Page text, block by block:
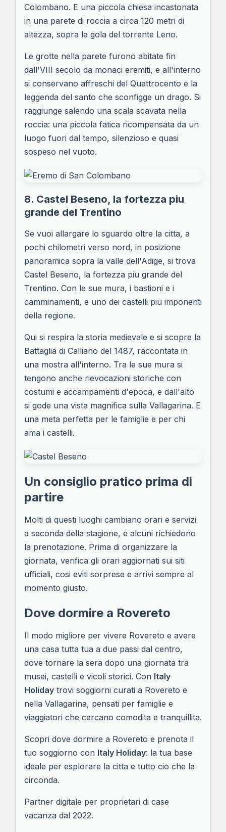
Colombano. E una piccola chiesa incastonata
in una parete di roccia a circa 120 metri di
altezza, sopra la gola del torrente Leno.
Le grotte nella parete furono abitate fin
dall'VIII secolo da monaci eremiti, e all'interno
si conservano affreschi del Quattrocento e la
leggenda del santo che sconfigge un drago. Si
raggiunge salendo una scala scavata nella
roccia: una piccola fatica ricompensata da un
luogo fuori dal tempo, silenzioso e quasi
sospeso nel vuoto.
8. Castel Beseno, la fortezza piu
grande del Trentino
Se vuoi allargare lo sguardo oltre la citta, a
pochi chilometri verso nord, in posizione
panoramica sopra la valle dell'Adige, si trova
Castel Beseno, la fortezza piu grande del
Trentino. Con le sue mura, i bastioni e i
camminamenti, e uno dei castelli piu imponenti
della regione.
Qui si respira la storia medievale e si scopre la
Battaglia di Calliano del 1487, raccontata in
una mostra all'interno. Tra le sue mura si
tengono anche rievocazioni storiche con
costumi e accampamenti d'epoca, e dall'alto
si gode una vista magnifica sulla Vallagarina. E
una meta perfetta per le famiglie e per chi
ama i castelli.
Un consiglio pratico prima di
partire
Molti di questi luoghi cambiano orari e servizi
a seconda della stagione, e alcuni richiedono
la prenotazione. Prima di organizzare la
giornata, verifica gli orari aggiornati sui siti
ufficiali, cosi eviti sorprese e arrivi sempre al
momento giusto.
Dove dormire a Rovereto
Il modo migliore per vivere Rovereto e avere
una casa tutta tua a due passi dal centro,
dove tornare la sera dopo una giornata tra
musei, castelli e vicoli storici. Con Italy
Holiday trovi soggiorni curati a Rovereto e
nella Vallagarina, pensati per famiglie e
viaggiatori che cercano comodita e tranquillita.
Scopri dove dormire a Rovereto e prenota il
tuo soggiorno con Italy Holiday: la tua base
ideale per esplorare la citta e tutto cio che la
circonda.
Partner digitale per proprietari di case
vacanza dal 2022.